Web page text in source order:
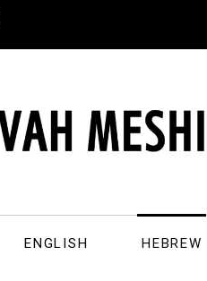
ENGLISH HEBREW